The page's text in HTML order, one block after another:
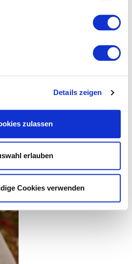
Details zeigen
zulassen
erlauben
Cookies verwenden
Tischläufer aus reinem
zzgl.Versandkosten
Lieferzeit:14 Tage